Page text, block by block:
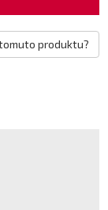
produktu?